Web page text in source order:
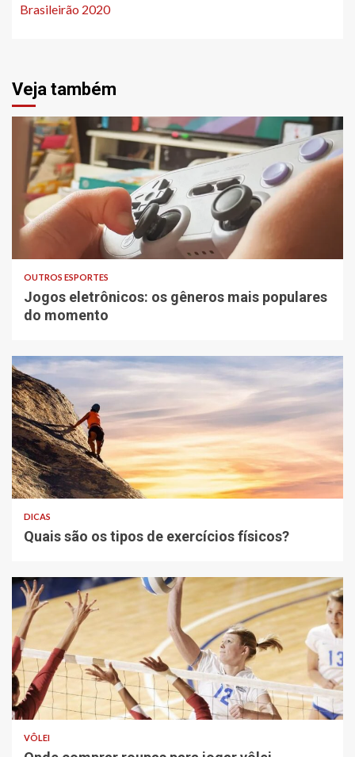
Brasileirão 2020
Veja também
OUTROS ESPORTES
Jogos eletrônicos: os gêneros mais populares
do momento
DICAS
Quais são os tipos de exercícios físicos?
VÔLEI